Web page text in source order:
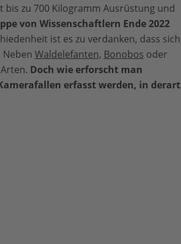
bis zu 700 Kilogramm Ausrüstung und
von Wissenschaftlern Ende 2022
ist es zu verdanken, dass sich
Waldelefanten, Bonobos oder
Doch wie erforscht man
erfasst werden, in derart